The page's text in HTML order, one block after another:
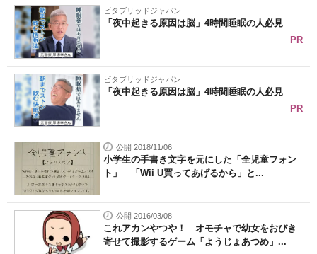
ビタブリッドジャパン
「夜中起きる原因は脳」4時間睡眠の人必見
PR
ビタブリッドジャパン
「夜中起きる原因は脳」4時間睡眠の人必見
PR
公開 2018/11/06
小学生の手書き文字を元にした「全児童フォン
ト」 「Wii U買ってあげるから」と...
公開 2016/03/08
これアカンやつや！ オモチャで幼女をおびき
寄せて撮影するゲーム「ようじょあつめ」...